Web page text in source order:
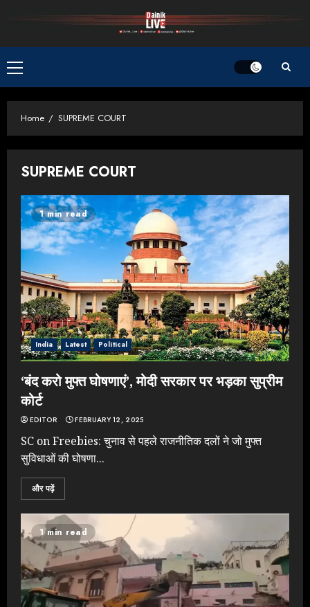
Primary
Menu
Home SUPREME COURT
SUPREME COURT
1 min read
India Latest Political
‘बंद करो मुफ्त घोषणाएं’, मोदी सरकार पर भड़का सुप्रीम
कोर्ट
EDITOR FEBRUARY 12, 2025
SC on Freebies: चुनाव से पहले राजनीतिक दलों ने जो मुफ्त
सुविधाओं की घोषणा...
और पढ़ें
1 min read